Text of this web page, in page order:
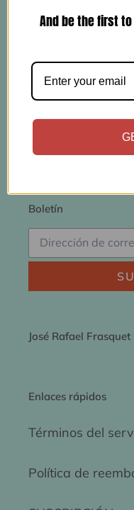
Enlaces rápidos
Términos del
Política de
Boletín
José Rafael
Enlaces rápidos
Términos del
Política de
And be the first